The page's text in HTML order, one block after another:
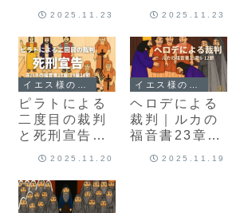
くざい）：七
いの成就
2025.11.23
憐れむ｜ルカ
26-32節
2025.11.23
ピラトによる
二度目の裁判
と死刑宣告｜
章16節
2025.11.20
ヘロデによる
裁判｜ルカの
福音書23章6-
2025.11.19